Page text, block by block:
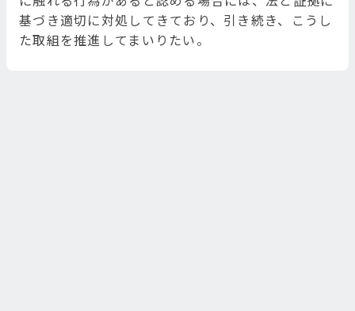
基づき適切に対処してきており、引き続き、こうし
た取組を推進してまいりたい。